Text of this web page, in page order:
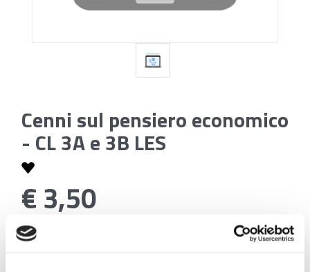
Cenni sul pensiero economico
- CL 3A e 3B LES
€ 3,50
Codice: Cenni sul pensiero economico - CL 3A e 3B LES